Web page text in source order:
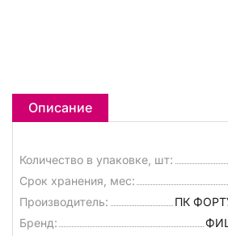
Описание
Количество в упаковке, шт:
Срок хранения, мес:
Производитель:
ПК
Бренд: